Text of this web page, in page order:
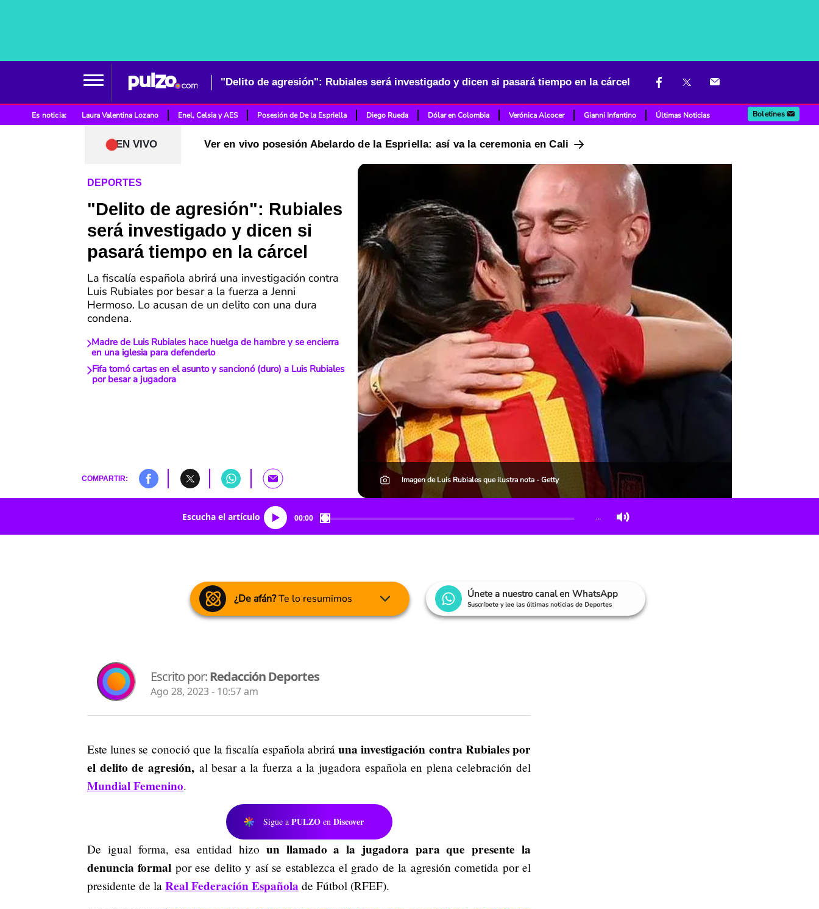
"Delito de agresión": Rubiales será investigado y dicen si pasará tiempo en la cárcel
Es noticia: Laura Valentina Lozano Enel, Celsia y AES Posesión de De la Espriella Diego Rueda Dólar en Colombia Verónica Alcocer Gianni Infantino Últimas Noticias Boletines
EN VIVO Ver en vivo posesión Abelardo de la Espriella: así va la ceremonia en Cali
DEPORTES
"Delito de agresión": Rubiales
será investigado y dicen si
pasará tiempo en la cárcel
La fiscalía española abrirá una investigación contra
Luis Rubiales por besar a la fuerza a Jenni
Hermoso. Lo acusan de un delito con una dura
condena.
Madre de Luis Rubiales hace huelga de hambre y se encierra
en una iglesia para defenderlo
Fifa tomó cartas en el asunto y sancionó (duro) a Luis Rubiales
por besar a jugadora
COMPARTIR: Imagen de Luis Rubiales que ilustra nota - Getty
Escucha el artículo 00:00 …
¿De afán?Te lo resumimos Únete a nuestro canal en WhatsApp
Suscríbete y lee las últimas noticias de Deportes
Escrito por:Redacción Deportes
Ago 28, 2023 - 10:57 am
Este lunes se conoció que la fiscalía española abriráuna investigación contra Rubiales por
el delito de agresión, al besar a la fuerza a la jugadora española en plena celebración del
Mundial Femenino.
Sigue a PULZO en Discover
De igual forma, esa entidad hizo un llamado a la jugadora para que presente la
denuncia formal por ese delito y así se establezca el grado de la agresión cometida por el
presidente de la Real Federación Española de Fútbol (RFEF).